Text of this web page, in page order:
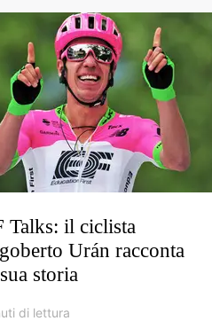
Talks: il ciclista
Urán racconta
storia
di lettura